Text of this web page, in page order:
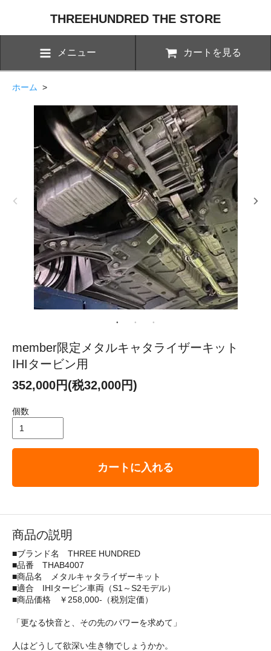
THREEHUNDRED THE STORE
メニュー カートを見る
ホーム >
member限定メタルキャタライザーキット
IHIタービン用
352,000円(税32,000円)
個数
カートに入れる
商品の説明
■ブランド名 THREE HUNDRED
■品番 THAB4007
■商品名 メタルキャタライザーキット
■適合 IHIタービン車両（S1～S2モデル）
■商品価格 ￥258,000-（税別定価）
「更なる快音と、その先のパワーを求めて」
人はどうして欲深い生き物でしょうかか。